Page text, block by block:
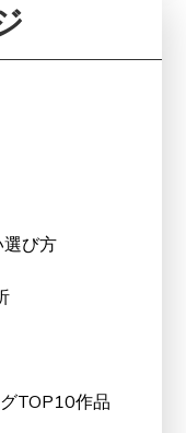
び方
TOP10作品